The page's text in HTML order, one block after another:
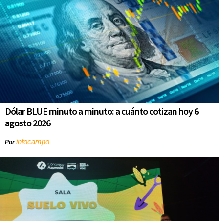
Dólar BLUE minuto a minuto: a cuánto cotizan hoy 6
agosto 2026
Porinfocampo